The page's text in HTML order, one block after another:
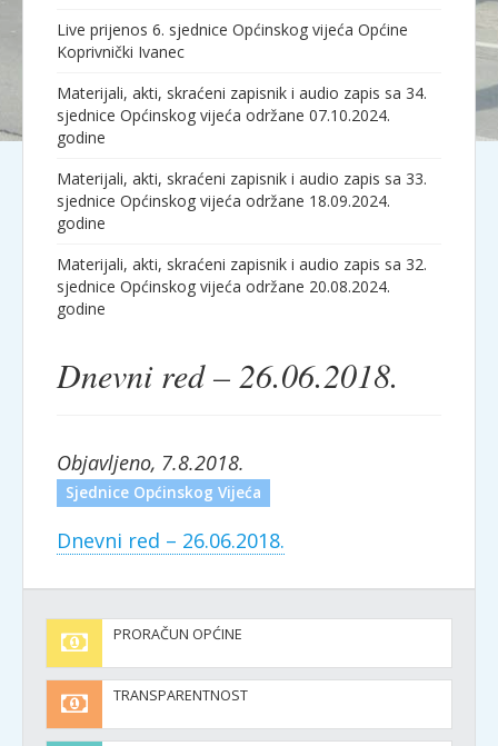
Live prijenos 6. sjednice Općinskog vijeća Općine
Koprivnički Ivanec
Materijali, akti, skraćeni zapisnik i audio zapis sa 34.
sjednice Općinskog vijeća održane 07.10.2024.
godine
Materijali, akti, skraćeni zapisnik i audio zapis sa 33.
sjednice Općinskog vijeća održane 18.09.2024.
godine
Materijali, akti, skraćeni zapisnik i audio zapis sa 32.
sjednice Općinskog vijeća održane 20.08.2024.
godine
Dnevni red – 26.06.2018.
Objavljeno, 7.8.2018.
Sjednice Općinskog Vijeća
Dnevni red – 26.06.2018.
PRORAČUN OPĆINE
TRANSPARENTNOST